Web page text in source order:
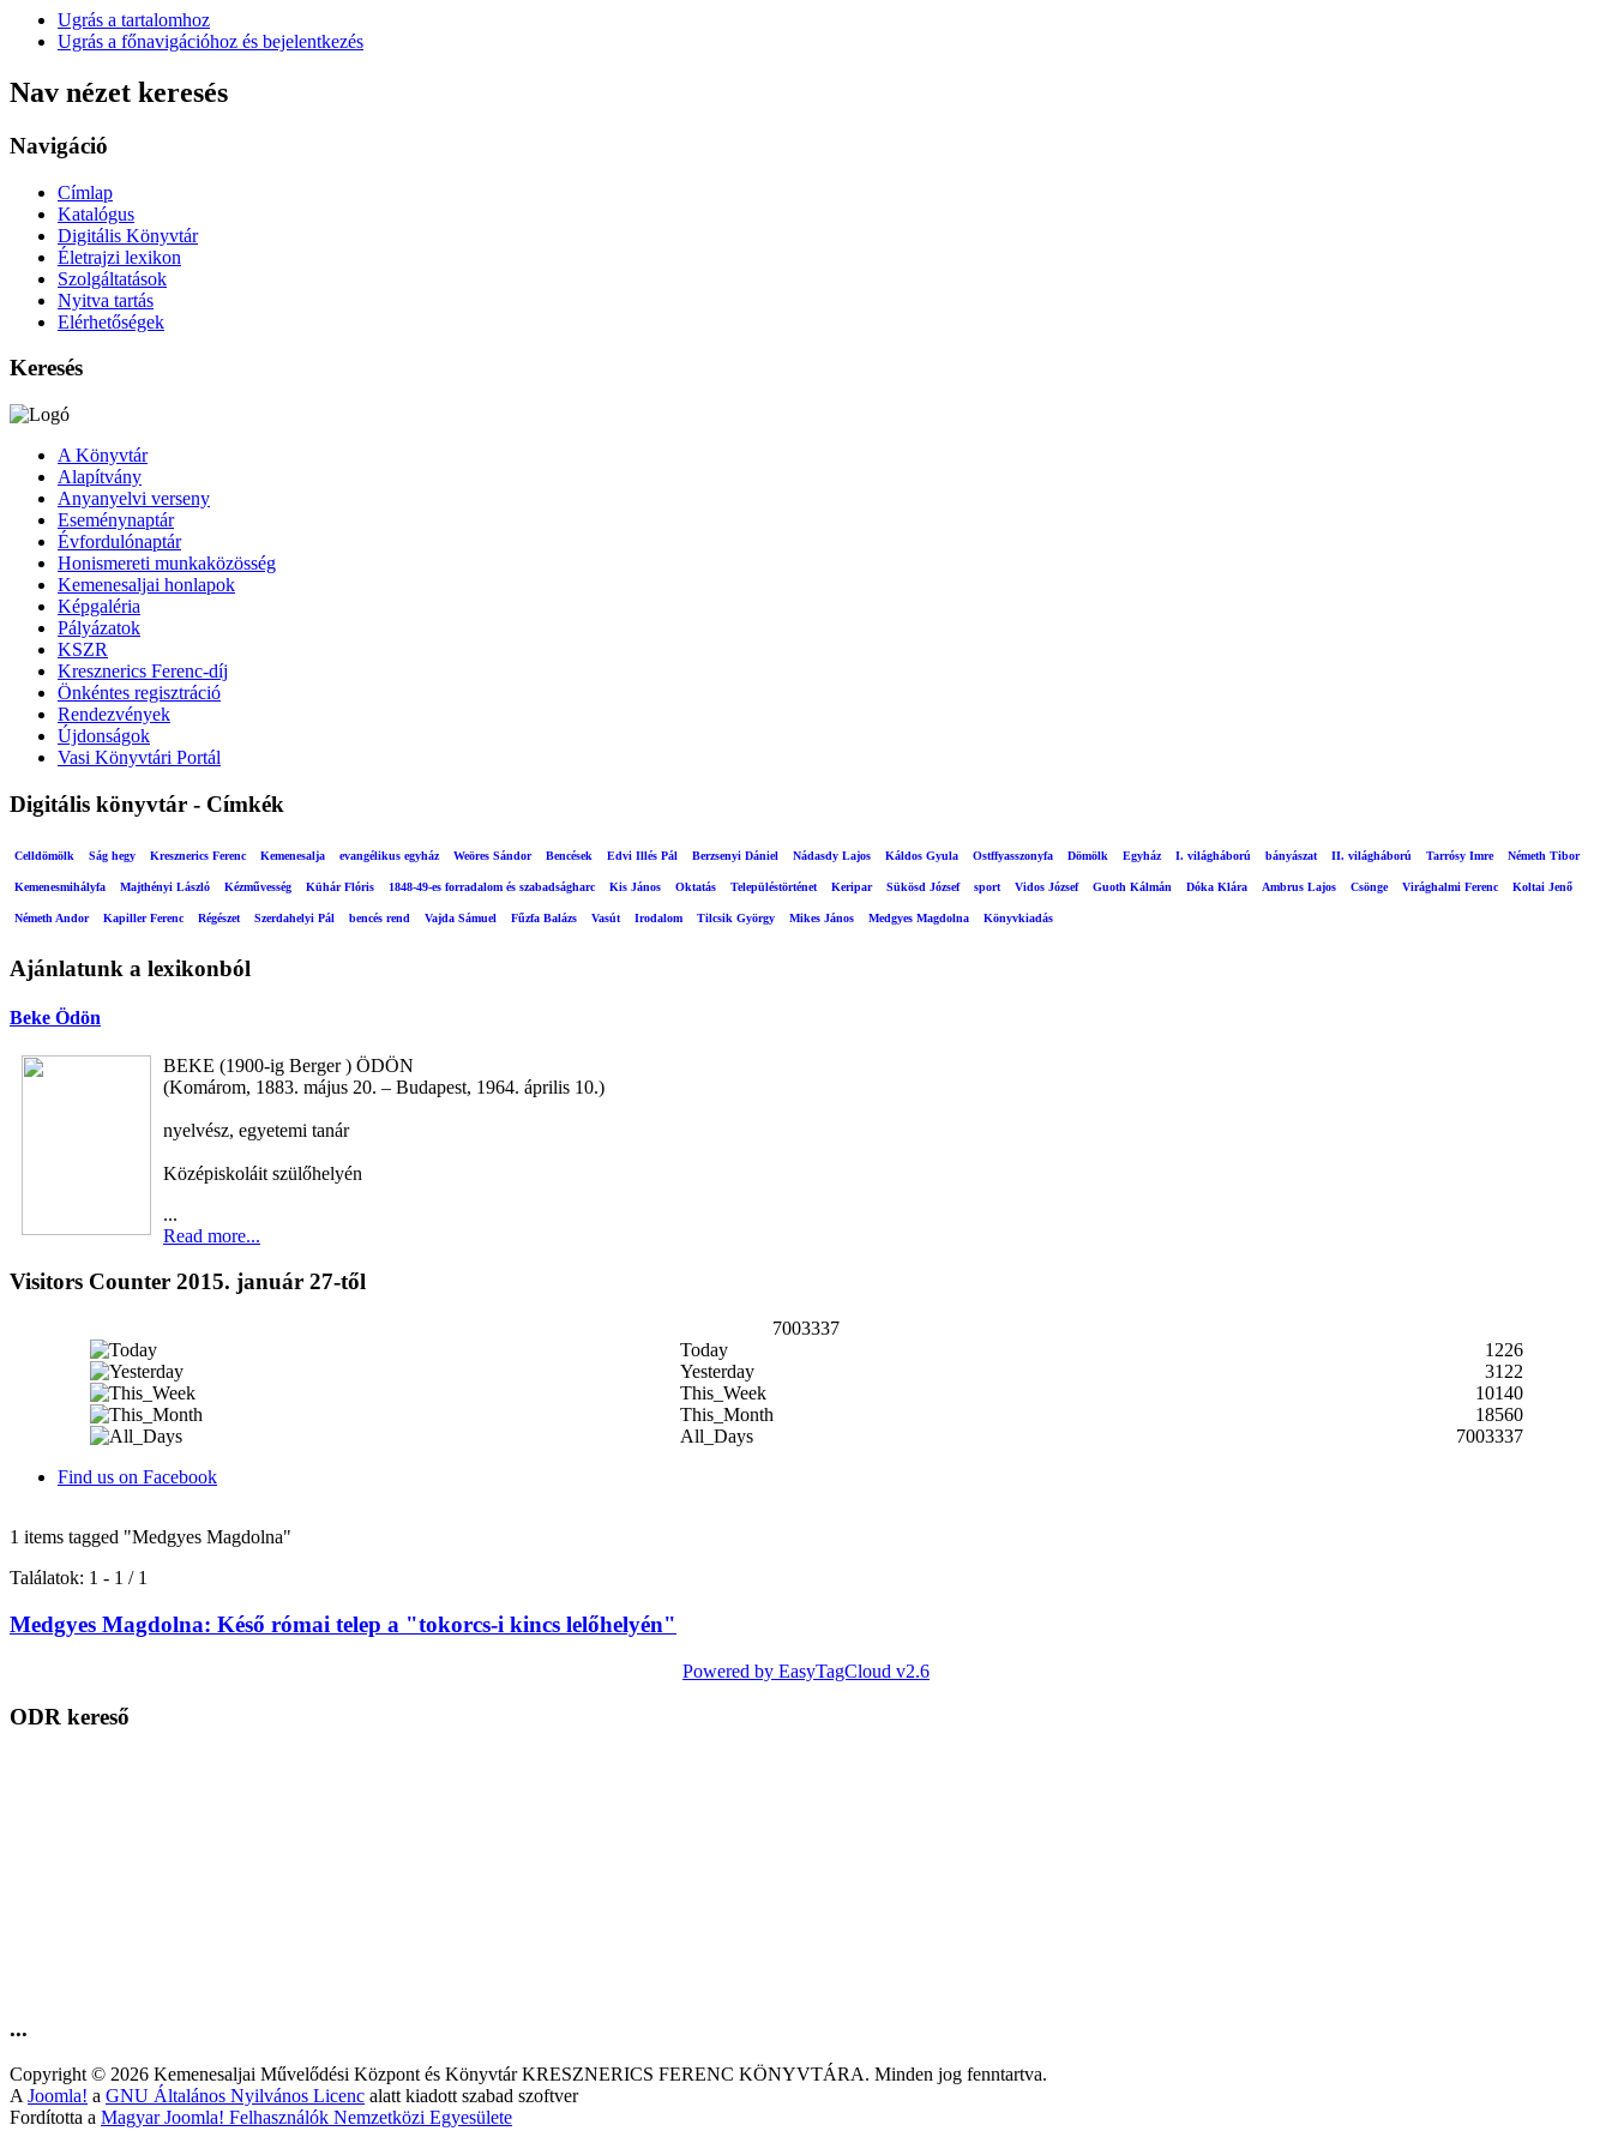
Ugrás a tartalomhoz
Ugrás a főnavigációhoz és bejelentkezés
Nav nézet keresés
Navigáció
Címlap
Katalógus
Digitális Könyvtár
Életrajzi lexikon
Szolgáltatások
Nyitva tartás
Elérhetőségek
Keresés
A Könyvtár
Alapítvány
Anyanyelvi verseny
Eseménynaptár
Évfordulónaptár
Honismereti munkaközösség
Kemenesaljai honlapok
Képgaléria
Pályázatok
KSZR
Kresznerics Ferenc-díj
Önkéntes regisztráció
Rendezvények
Újdonságok
Vasi Könyvtári Portál
Digitális könyvtár - Címkék
Celldömölk Ság hegy Kresznerics Ferenc Kemenesalja evangélikus egyház Weöres Sándor Bencések Edvi Illés Pál Berzsenyi Dániel Nádasdy Lajos Káldos Gyula Ostffyasszonyfa Dömölk Egyház I. világháború bányászat II. világháború Tarrósy Imre Németh Tibor
Kemenesmihályfa Majthényi László Kézművesség Kühár Flóris 1848-49-es forradalom és szabadságharc Kis János Oktatás Településtörténet Keripar Sükösd József sport Vidos József Guoth Kálmán Dóka Klára Ambrus Lajos Csönge Virághalmi Ferenc Koltai Jenő
Németh Andor Kapiller Ferenc Régészet Szerdahelyi Pál bencés rend Vajda Sámuel Fűzfa Balázs Vasút Irodalom Tilcsik György Mikes János Medgyes Magdolna Könyvkiadás
Ajánlatunk a lexikonból
Beke Ödön
BEKE (1900-ig Berger ) ÖDÖN
(Komárom, 1883. május 20. – Budapest, 1964. április 10.)
nyelvész, egyetemi tanár
Középiskoláit szülőhelyén
...
Read more...
Visitors Counter 2015. január 27-től
7003337
Today
1226
Yesterday
3122
This_Week
10140
This_Month
18560
All_Days
7003337
Find us on Facebook
1 items tagged "Medgyes Magdolna"
Találatok: 1 - 1 / 1
Medgyes Magdolna: Késő római telep a "tokorcs-i kincs lelőhelyén"
Powered by EasyTagCloud v2.6
ODR kereső
...
Copyright © 2026 Kemenesaljai Művelődési Központ és Könyvtár KRESZNERICS FERENC KÖNYVTÁRA. Minden jog fenntartva.
AJoomla! a GNU Általános Nyilvános Licenc alatt kiadott szabad szoftver
Fordította a Magyar Joomla! Felhasználók Nemzetközi Egyesülete